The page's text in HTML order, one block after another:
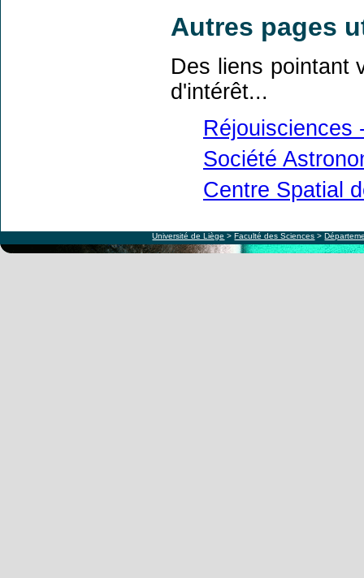
Autres pages
Des liens pointant
d'intérêt...
Réjouisciences
Société
Centre Spatial
Université de Liège >Faculté des Sciences >